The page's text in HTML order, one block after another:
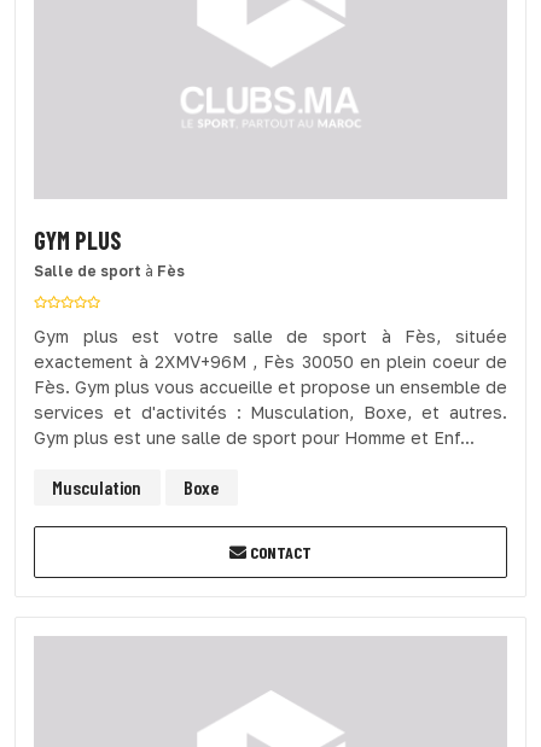
GYM PLUS
Salle de sport à Fès
Gym plus est votre salle de sport à Fès, située
exactement à 2XMV+96M , Fès 30050 en plein coeur de
Fès. Gym plus vous accueille et propose un ensemble de
services et d'activités : Musculation, Boxe, et autres.
Gym plus est une salle de sport pour Homme et Enf...
Musculation Boxe
CONTACT